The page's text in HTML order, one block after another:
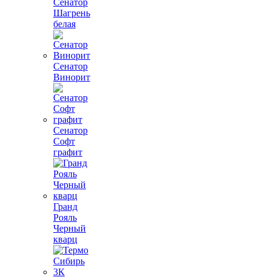
Сенатор
Шагрень
белая
Сенатор
Винорит
Сенатор
Софт
графит
Гранд
Рояль
Черный
кварц